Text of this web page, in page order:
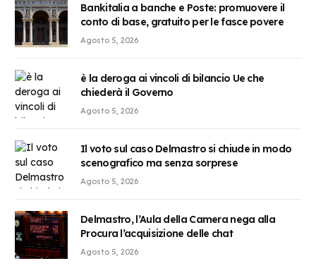
Bankitalia a banche e Poste: promuovere il
conto di base, gratuito per le fasce povere
Agosto 5, 2026
è la deroga ai vincoli di bilancio Ue che
chiederà il Governo
Agosto 5, 2026
Il voto sul caso Delmastro si chiude in modo
scenografico ma senza sorprese
Agosto 5, 2026
Delmastro, l’Aula della Camera nega alla
Procura l’acquisizione delle chat
Agosto 5, 2026